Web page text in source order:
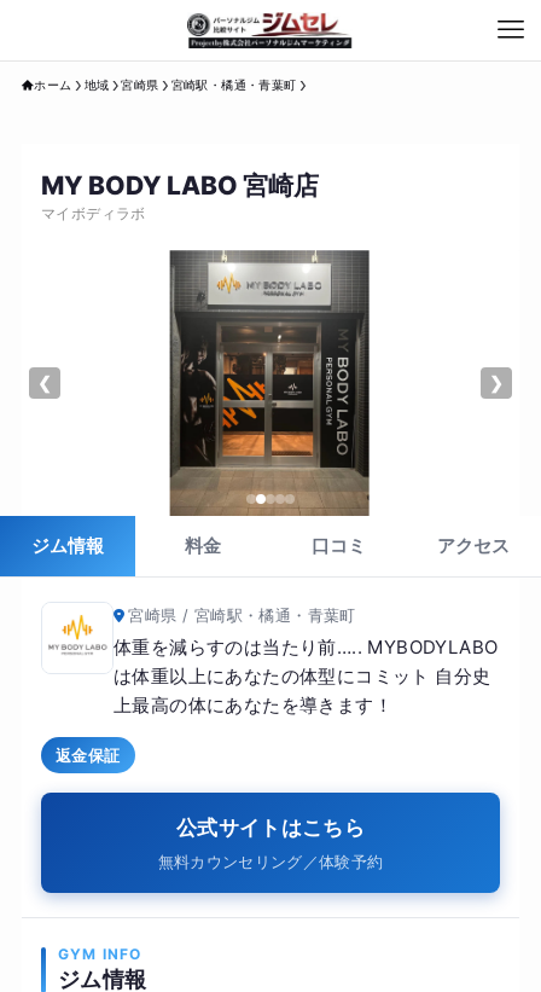
ホーム 地域 宮崎県 宮崎駅・橘通・青葉町
MY BODY LABO 宮崎店
マイボディラボ
❮ ❯
ジム情報 料金 口コミ アクセス
宮崎県 / 宮崎駅・橘通・青葉町
体重を減らすのは当たり前….. MYBODYLABO
は体重以上にあなたの体型にコミット 自分史
上最高の体にあなたを導きます！
返金保証
公式サイトはこちら
無料カウンセリング／体験予約
GYM INFO
ジム情報